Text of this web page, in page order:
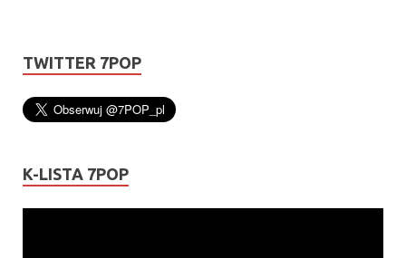
TWITTER 7POP
K-LISTA 7POP